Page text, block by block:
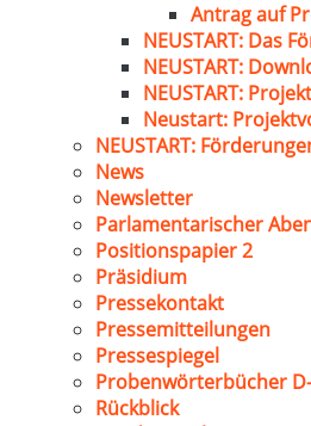
Antrag auf
NEUSTART: Das
NEUSTART:
NEUSTART:
Neustart:
NEUSTART:
News
Newsletter
Parlamentarischer
Positionspapier 2
Präsidium
Pressekontakt
Pressemitteilungen
Pressespiegel
Probenwörterbücher
Rückblick